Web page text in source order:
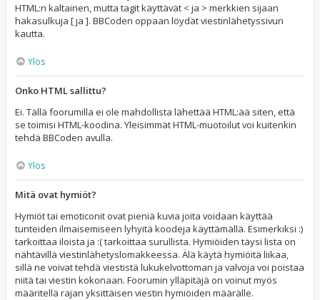
HTML:n kaltainen, mutta tagit käyttävät < ja > merkkien sijaan
hakasulkuja [ ja ]. BBCoden oppaan löydät viestinlähetyssivun
kautta.
Ylös
Onko HTML sallittu?
Ei. Tällä foorumilla ei ole mahdollista lähettää HTML:ää siten, että
se toimisi HTML-koodina. Yleisimmät HTML-muotoilut voi kuitenkin
tehdä BBCoden avulla.
Ylös
Mitä ovat hymiöt?
Hymiöt tai emoticonit ovat pieniä kuvia joita voidaan käyttää
tunteiden ilmaisemiseen lyhyitä koodeja käyttämällä. Esimerkiksi :)
tarkoittaa iloista ja :( tarkoittaa surullista. Hymiöiden täysi lista on
nähtävillä viestinlähetyslomakkeessa. Älä käytä hymiöitä liikaa,
sillä ne voivat tehdä viestistä lukukelvottoman ja valvoja voi poistaa
niitä tai viestin kokonaan. Foorumin ylläpitäjä on voinut myös
määritellä rajan yksittäisen viestin hymiöiden määrälle.